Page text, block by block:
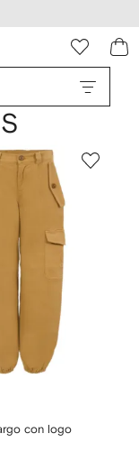
con logo